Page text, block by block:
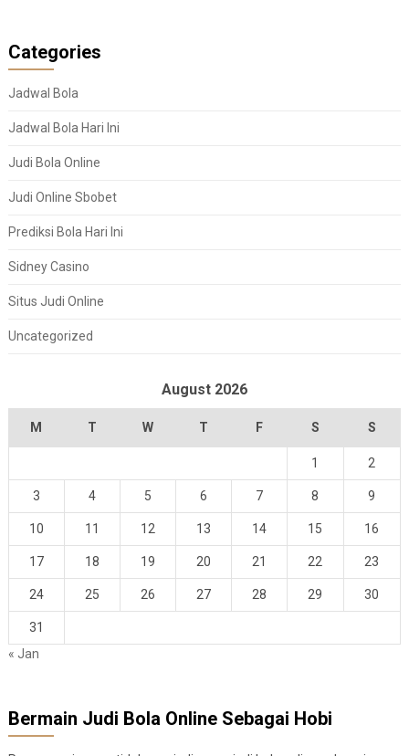
Categories
Jadwal Bola
Jadwal Bola Hari Ini
Judi Bola Online
Judi Online Sbobet
Prediksi Bola Hari Ini
Sidney Casino
Situs Judi Online
Uncategorized
August 2026
M T W T F S S
1 2
3 4 5 6 7 8 9
10 11 12 13 14 15 16
17 18 19 20 21 22 23
24 25 26 27 28 29 30
31
« Jan
Bermain Judi Bola Online Sebagai Hobi